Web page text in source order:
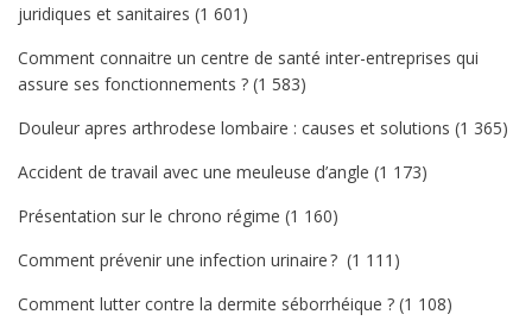
juridiques et sanitaires (1 601)
Comment connaitre un centre de santé inter-entreprises qui
assure ses fonctionnements ? (1 583)
Douleur apres arthrodese lombaire : causes et solutions (1 365)
Accident de travail avec une meuleuse d’angle (1 173)
Présentation sur le chrono régime (1 160)
Comment prévenir une infection urinaire ? (1 111)
Comment lutter contre la dermite séborrhéique ? (1 108)